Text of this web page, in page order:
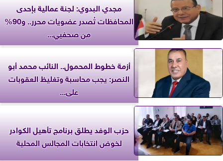
مجدي البدوي: لجنة عمالية بإحدى
المحافظات تُصدر عضويات محرر.. و90%
من صحفيي...
أزمة خطوط المحمول.. النائب محمد أبو
النصر: يجب محاسبة وتغليظ العقوبات
على...
حزب الوفد يطلق برنامج تأهيل الكوادر
لخوض انتخابات المجالس المحلية